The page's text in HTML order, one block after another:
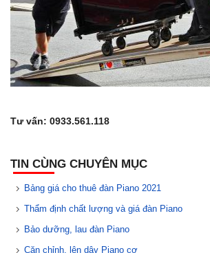
Tư vấn: 0933.561.118
TIN CÙNG CHUYÊN MỤC
Bảng giá cho thuê đàn Piano 2021
Thẩm định chất lượng và giá đàn Piano
Bảo dưỡng, lau đàn Piano
Căn chỉnh, lên dây Piano cơ